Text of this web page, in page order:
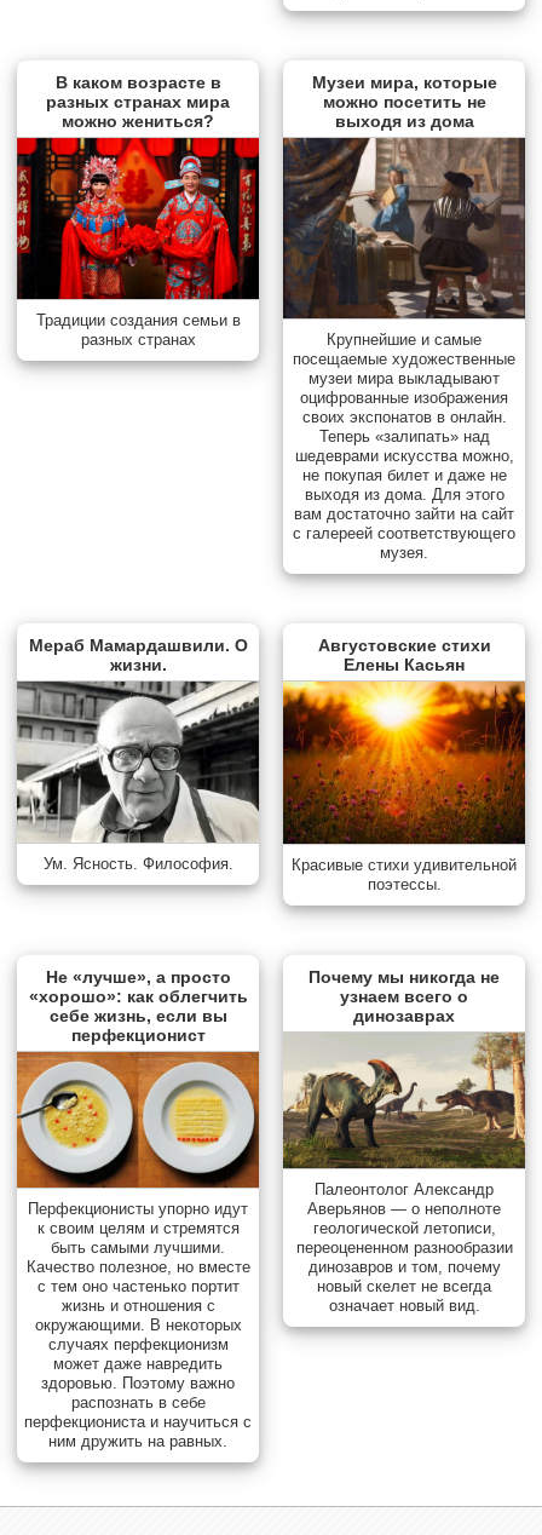
В каком возрасте в
разных странах мира
можно жениться?
Традиции создания семьи в
разных странах
Музеи мира, которые
можно посетить не
выходя из дома
Крупнейшие и самые
посещаемые художественные
музеи мира выкладывают
оцифрованные изображения
своих экспонатов в онлайн.
Теперь «залипать» над
шедеврами искусства можно,
не покупая билет и даже не
выходя из дома. Для этого
вам достаточно зайти на сайт
с галереей соответствующего
музея.
Мераб Мамардашвили. О
жизни.
Ум. Ясность. Философия.
Августовские стихи
Елены Касьян
Красивые стихи удивительной
поэтессы.
Не «лучше», а просто
«хорошо»: как облегчить
себе жизнь, если вы
перфекционист
Перфекционисты упорно идут
к своим целям и стремятся
быть самыми лучшими.
Качество полезное, но вместе
с тем оно частенько портит
жизнь и отношения с
окружающими. В некоторых
случаях перфекционизм
может даже навредить
здоровью. Поэтому важно
распознать в себе
перфекциониста и научиться с
ним дружить на равных.
Почему мы никогда не
узнаем всего о
динозаврах
Палеонтолог Александр
Аверьянов — о неполноте
геологической летописи,
переоцененном разнообразии
динозавров и том, почему
новый скелет не всегда
означает новый вид.